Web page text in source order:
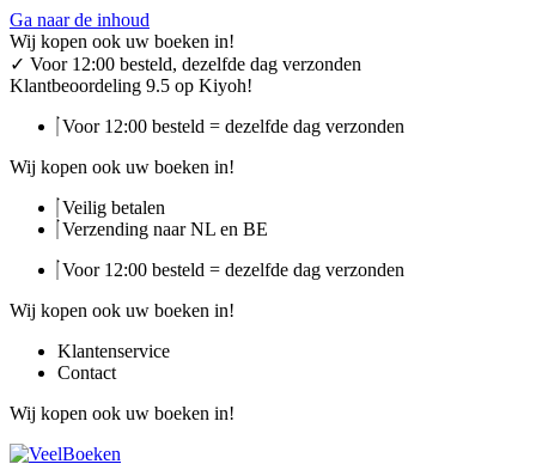
Ga naar de inhoud
Wij kopen ook uw boeken in!
✓ Voor 12:00 besteld, dezelfde dag verzonden
Klantbeoordeling 9.5 op Kiyoh!
Voor 12:00 besteld = dezelfde dag verzonden
Wij kopen ook uw boeken in!
Veilig betalen
Verzending naar NL en BE
Voor 12:00 besteld = dezelfde dag verzonden
Wij kopen ook uw boeken in!
Klantenservice
Contact
Wij kopen ook uw boeken in!